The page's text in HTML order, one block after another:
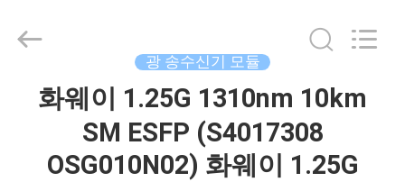
2026
Dongguan
광 송수신기 모듈
화웨이 1.25G 1310nm 10km
SM ESFP (S4017308
OSG010N02) 화웨이 1.25G